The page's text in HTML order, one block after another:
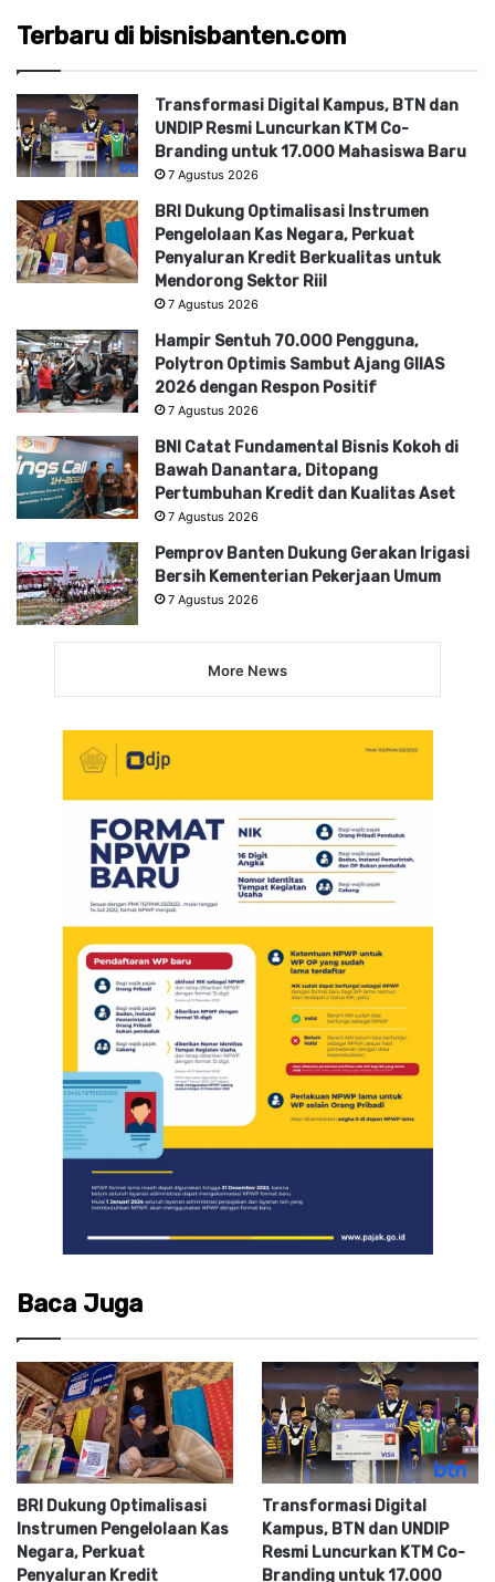
Terbaru di bisnisbanten.com
Transformasi Digital Kampus, BTN dan
UNDIP Resmi Luncurkan KTM Co-
Branding untuk 17.000 Mahasiswa Baru
7 Agustus 2026
BRI Dukung Optimalisasi Instrumen
Pengelolaan Kas Negara, Perkuat
Penyaluran Kredit Berkualitas untuk
Mendorong Sektor Riil
7 Agustus 2026
Hampir Sentuh 70.000 Pengguna,
Polytron Optimis Sambut Ajang GIIAS
2026 dengan Respon Positif
7 Agustus 2026
BNI Catat Fundamental Bisnis Kokoh di
Bawah Danantara, Ditopang
Pertumbuhan Kredit dan Kualitas Aset
7 Agustus 2026
Pemprov Banten Dukung Gerakan Irigasi
Bersih Kementerian Pekerjaan Umum
7 Agustus 2026
More News
Baca Juga
BRI Dukung Optimalisasi
Instrumen Pengelolaan Kas
Negara, Perkuat
Penyaluran Kredit
Transformasi Digital
Kampus, BTN dan UNDIP
Resmi Luncurkan KTM Co-
Branding untuk 17.000